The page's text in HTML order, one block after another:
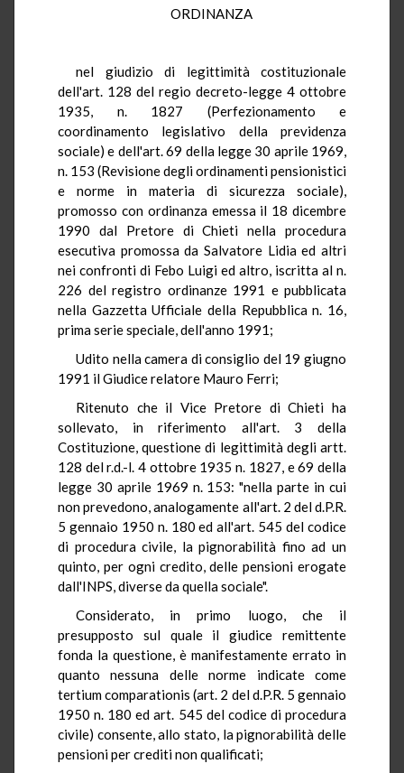
ORDINANZA
nel giudizio di legittimità costituzionale
dell'art. 128 del regio decreto-legge 4 ottobre
1935, n. 1827 (Perfezionamento e
coordinamento legislativo della previdenza
sociale) e dell'art. 69 della legge 30 aprile 1969,
n. 153 (Revisione degli ordinamenti pensionistici
e norme in materia di sicurezza sociale),
promosso con ordinanza emessa il 18 dicembre
1990 dal Pretore di Chieti nella procedura
esecutiva promossa da Salvatore Lidia ed altri
nei confronti di Febo Luigi ed altro, iscritta al n.
226 del registro ordinanze 1991 e pubblicata
nella Gazzetta Ufficiale della Repubblica n. 16,
prima serie speciale, dell'anno 1991;
Udito nella camera di consiglio del 19 giugno
1991 il Giudice relatore Mauro Ferri;
Ritenuto che il Vice Pretore di Chieti ha
sollevato, in riferimento all'art. 3 della
Costituzione, questione di legittimità degli artt.
128 del r.d.-l. 4 ottobre 1935 n. 1827, e 69 della
legge 30 aprile 1969 n. 153: "nella parte in cui
non prevedono, analogamente all'art. 2 del d.P.R.
5 gennaio 1950 n. 180 ed all'art. 545 del codice
di procedura civile, la pignorabilità fino ad un
quinto, per ogni credito, delle pensioni erogate
dall'INPS, diverse da quella sociale".
Considerato, in primo luogo, che il
presupposto sul quale il giudice remittente
fonda la questione, è manifestamente errato in
quanto nessuna delle norme indicate come
tertium comparationis (art. 2 del d.P.R. 5 gennaio
1950 n. 180 ed art. 545 del codice di procedura
civile) consente, allo stato, la pignorabilità delle
pensioni per crediti non qualificati;